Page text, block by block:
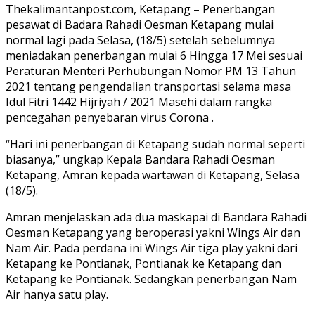
Thekalimantanpost.com, Ketapang – Penerbangan
pesawat di Badara Rahadi Oesman Ketapang mulai
normal lagi pada Selasa, (18/5) setelah sebelumnya
meniadakan penerbangan mulai 6 Hingga 17 Mei sesuai
Peraturan Menteri Perhubungan Nomor PM 13 Tahun
2021 tentang pengendalian transportasi selama masa
Idul Fitri 1442 Hijriyah / 2021 Masehi dalam rangka
pencegahan penyebaran virus Corona .
“Hari ini penerbangan di Ketapang sudah normal seperti
biasanya,” ungkap Kepala Bandara Rahadi Oesman
Ketapang, Amran kepada wartawan di Ketapang, Selasa
(18/5).
Amran menjelaskan ada dua maskapai di Bandara Rahadi
Oesman Ketapang yang beroperasi yakni Wings Air dan
Nam Air. Pada perdana ini Wings Air tiga play yakni dari
Ketapang ke Pontianak, Pontianak ke Ketapang dan
Ketapang ke Pontianak. Sedangkan penerbangan Nam
Air hanya satu play.